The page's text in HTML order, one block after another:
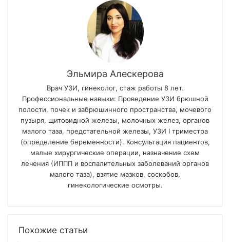
Эльмира Алескерова
Врач УЗИ, гинеколог, стаж работы 8 лет.
Профессиональные навыки: Проведение УЗИ брюшной
полости, почек и забрюшинного пространства, мочевого
пузыря, щитовидной железы, молочных желез, органов
малого таза, предстательной железы, УЗИ I триместра
(определение беременности). Консультация пациентов,
малые хирургические операции, назначение схем
лечения (ИППП и воспалительных заболеваний органов
малого таза), взятие мазков, соскобов,
гинекологические осмотры.
Похожие статьи